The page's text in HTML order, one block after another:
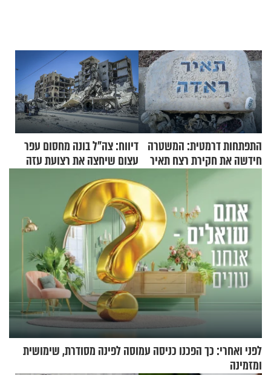
התפתחות דרמטית: המשטרה
חידשה את חקירת רצח תאיר
דיווח: צה"ל בונה מחסום עפר
עצום שיחצה את רצועת עזה
לשניים
לפני ואחרי: כך הפכנו כניסה עמוסה לפינה מסודרת, שימושית
ומזמינה